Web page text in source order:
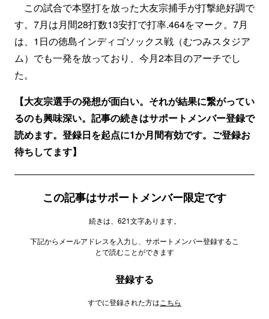
この試合で本塁打を放った大友宗捕手が打撃絶好調で
す。7月は月間28打数13安打で打率.464をマーク。7月
は、1日の徳島インディゴソックス戦（むつみスタジア
ム）でも一発を放っており、今月2本目のアーチでし
た。
【大友宗選手の発想が面白い。それが結果に繋がってい
るのも興味深い。記事の続きはサポートメンバー登録で
読めます。登録日を起点に1か月間有効です。ご登録お
待ちしてます】
この記事はサポートメンバー限定です
続きは、621文字あります。
下記からメールアドレスを入力し、サポートメンバー登録するこ
とで読むことができます
登録する
すでに登録された方は こちら